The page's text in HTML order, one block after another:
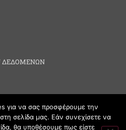
ΔΕΔΟΜΕΝΩΝ
για να σας προσφέρουμε την
σελίδα μας. Εάν συνεχίσετε να
θα υποθέσουμε πως είστε